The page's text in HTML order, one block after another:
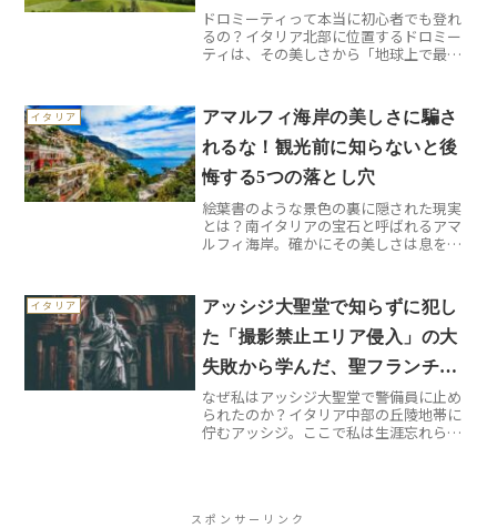
ドロミーティって本当に初心者でも登れ
るの？イタリア北部に位置するドロミー
ティは、その美しさから「地球上で最も
れた多くの登山者が、予想以上の厳しさ
に直面しているのも事実で...
イタリア
アマルフィ海岸の美しさに騙さ
れるな！観光前に知らないと後
悔する5つの落とし穴
絵葉書のような景色の裏に隠された現実
とは？南イタリアの宝石と呼ばれるアマ
ルフィ海岸。確かにその美しさは息をの
行者が後を絶ちません。私自身、初回の
訪問時は準備不足で大変な...
イタリア
アッシジ大聖堂で知らずに犯し
た「撮影禁止エリア侵入」の大
失敗から学んだ、聖フランチェ
スコの真の魅力
なぜ私はアッシジ大聖堂で警備員に止め
られたのか？イタリア中部の丘陵地帯に
佇むアッシジ。ここで私は生涯忘れられ
スポンサーリンク